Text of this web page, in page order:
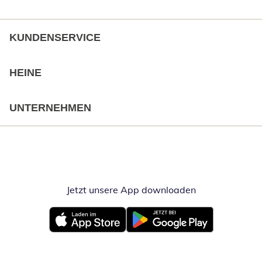
KUNDENSERVICE
HEINE
UNTERNEHMEN
Jetzt unsere App downloadenÖffnet in
Öffnet in neuem FensterÖffnet in neuem Fenster